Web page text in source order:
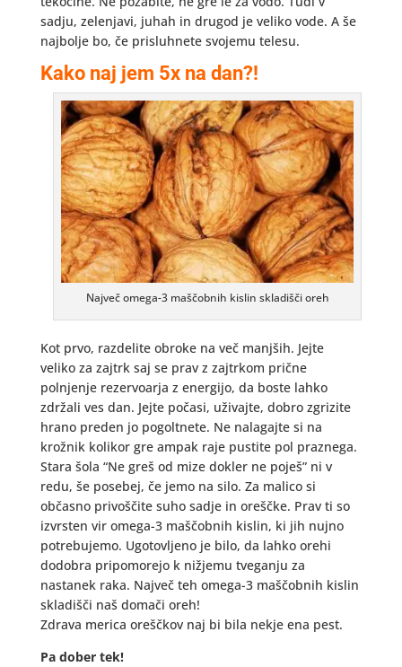
sadju, zelenjavi, juhah in drugod je veliko vode. A še
najbolje bo, če prisluhnete svojemu telesu.
Kako naj jem 5x na dan?!
Največ omega-3 maščobnih kislin skladišči oreh
Kot prvo, razdelite obroke na več manjših. Jejte
veliko za zajtrk saj se prav z zajtrkom prične
polnjenje rezervoarja z energijo, da boste lahko
zdržali ves dan. Jejte počasi, uživajte, dobro zgrizite
hrano preden jo pogoltnete. Ne nalagajte si na
krožnik kolikor gre ampak raje pustite pol praznega.
Stara šola “Ne greš od mize dokler ne poješ” ni v
redu, še posebej, če jemo na silo. Za malico si
občasno privoščite suho sadje in oreščke. Prav ti so
izvrsten vir omega-3 maščobnih kislin, ki jih nujno
potrebujemo. Ugotovljeno je bilo, da lahko orehi
dodobra pripomorejo k nižjemu tveganju za
nastanek raka. Največ teh omega-3 maščobnih kislin
skladišči naš domači oreh!
Zdrava merica oreščkov naj bi bila nekje ena pest.
Pa dober tek!